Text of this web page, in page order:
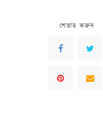
শেয়ার করুন